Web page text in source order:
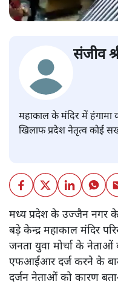
संजीव
महाकाल के मंदिर में हंगामा
खिलाफ प्रदेश नेतृत्व कोई
मध्य प्रदेश के उज्जैन नगर
बड़े केन्द्र महाकाल मंदिर
जनता युवा मोर्चा के नेताओं
एफआईआर दर्ज करने के
दर्जन नेताओं को कारण